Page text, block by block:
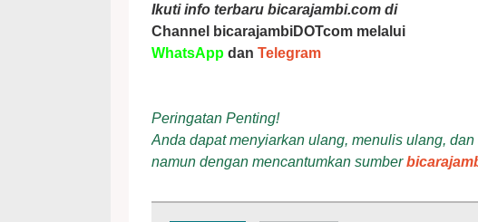
Ikuti info terbaru bicarajambi.com di
Channel bicarajambiDOTcom melalui
WhatsApp dan Telegram
Peringatan Penting!
Anda dapat menyiarkan ulang, menulis ulang,
namun dengan mencantumkan sumber